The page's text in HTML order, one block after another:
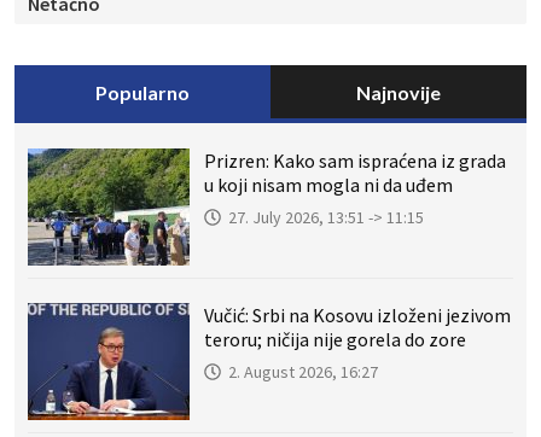
Popularno Najnovije
Prizren: Kako sam ispraćena iz grada
u koji nisam mogla ni da uđem
27. July 2026, 13:51 -> 11:15
Vučić: Srbi na Kosovu izloženi jezivom
teroru; ničija nije gorela do zore
2. August 2026, 16:27